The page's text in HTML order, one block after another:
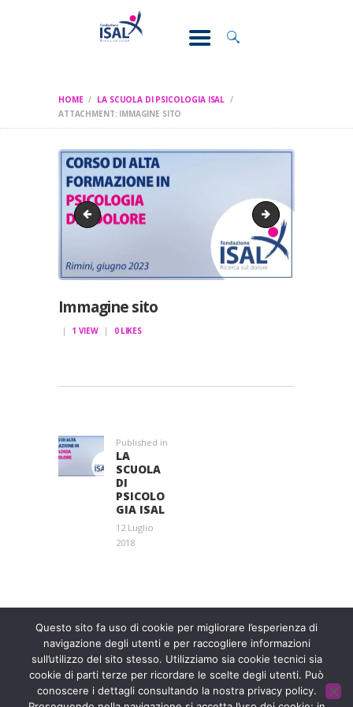
HOME
LA SCUOLA DI PSICOLOGIA ISAL
ATTACHMENT: IMMAGINE SITO
CONOSCI IL
DOLORE
RICERCA
FORMAZIONE
CHI SIAMO
Immagine sito 2 Immagine sito
Immagine sito
1 VIEW 0 LIKES
Published in
LA
SCUOLA
DI
PSICOLO
GIA ISAL
12 Luglio
2018
stiamo creando un futuro senza dolore.Contattaci!
Fondazione ISAL © 2026 P. IVA 03932590403
Privacy Policy
- Sviluppato da Archimede - A.S.I. srl
Questo sito fa uso di cookie per migliorare l’esperienza di
navigazione degli utenti e per raccogliere informazioni
sull’utilizzo del sito stesso. Utilizziamo sia cookie tecnici sia
cookie di parti terze per ricordare le scelte degli utenti. Può
conoscere i dettagli consultando la nostra privacy policy.